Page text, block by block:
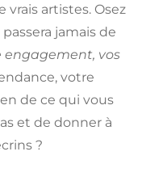
artistes. Osez
jamais de
engagement, vos
votre
de ce qui vous
et de donner à
?